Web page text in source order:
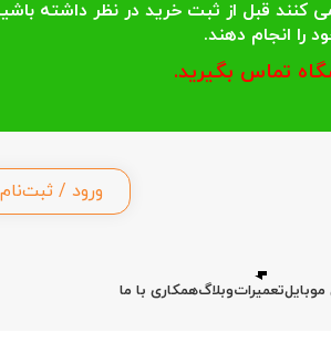
ورود / ثبت‌نام
موبایلتعمیراتوبلاگهمکاری با ما
یا پست انتخاب می کنند قبل از ثبت خرید در نظر
تماس بگیرید.